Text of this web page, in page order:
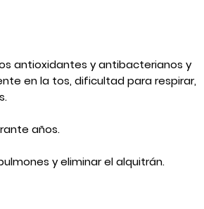
antioxidantes y antibacterianos y
en la tos, dificultad para respirar,
años.
y eliminar el alquitrán.